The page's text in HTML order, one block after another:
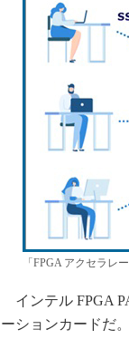
「FPGA アクセラレ
インテル FPGA
ーションカードだ